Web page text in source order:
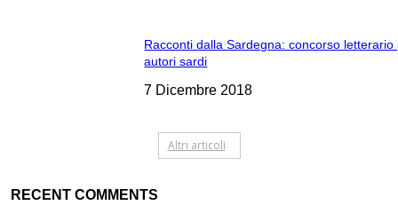
Racconti dalla Sardegna: concorso letterario
autori sardi
7 Dicembre 2018
Altri articoli
RECENT COMMENTS